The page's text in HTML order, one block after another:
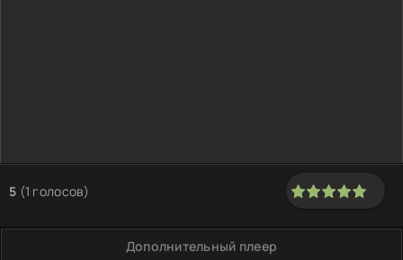
5 (1 голосов)
Дополнительный плеер